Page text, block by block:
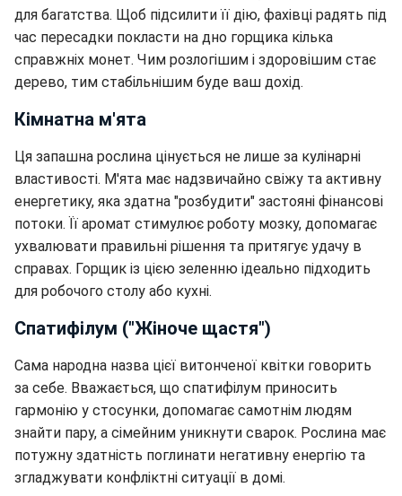
для багатства. Щоб підсилити її дію, фахівці радять під
час пересадки покласти на дно горщика кілька
справжніх монет. Чим розлогішим і здоровішим стає
дерево, тим стабільнішим буде ваш дохід.
Кімнатна м'ята
Ця запашна рослина цінується не лише за кулінарні
властивості. М'ята має надзвичайно свіжу та активну
енергетику, яка здатна "розбудити" застояні фінансові
потоки. Її аромат стимулює роботу мозку, допомагає
ухвалювати правильні рішення та притягує удачу в
справах. Горщик із цією зеленню ідеально підходить
для робочого столу або кухні.
Спатифілум ("Жіноче щастя")
Сама народна назва цієї витонченої квітки говорить
за себе. Вважається, що спатифілум приносить
гармонію у стосунки, допомагає самотнім людям
знайти пару, а сімейним уникнути сварок. Рослина має
потужну здатність поглинати негативну енергію та
згладжувати конфліктні ситуації в домі.